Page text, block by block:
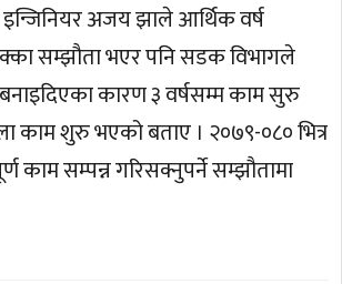
अजय झाले आर्थिक वर्ष
सम्झौता भएर पनि सडक विभागले
कारण ३ वर्षसम्म काम सुरु
काम शुरु भएको बताए । २०७९-०८० भित्र
काम सम्पन्न गरिसक्नुपर्ने सम्झौतामा